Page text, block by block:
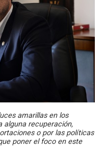
amarillas en los
alguna recuperación,
o por las políticas
poner el foco en este